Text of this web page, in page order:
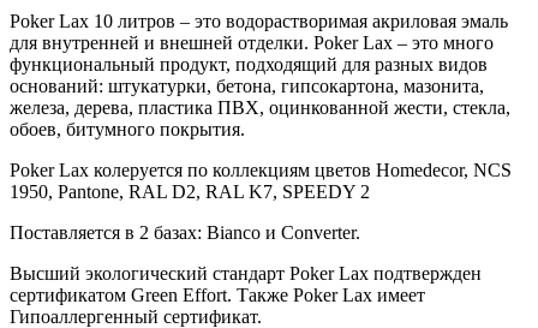
Poker Lax 10 литров – это водорастворимая акриловая эмаль
для внутренней и внешней отделки. Poker Lax – это много
функциональный продукт, подходящий для разных видов
оснований: штукатурки, бетона, гипсокартона, мазонита,
железа, дерева, пластика ПВХ, оцинкованной жести, стекла,
обоев, битумного покрытия.
Poker Lax колеруется по коллекциям цветов Homedecor, NCS
1950, Pantone, RAL D2, RAL K7, SPEEDY 2
Поставляется в 2 базах: Bianco и Converter.
Высший экологический стандарт Poker Lax подтвержден
сертификатом Green Effort. Также Poker Lax имеет
Гипоаллергенный сертификат.